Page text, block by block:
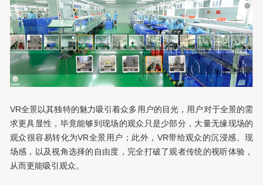
VR全景以其独特的魅力吸引着众多用户的目光，用户对于全景的需
求更具显性，毕竟能够到现场的观众只是少部分，大量无缘现场的
观众很容易转化为VR全景用户；此外，VR带给观众的沉浸感、现
场感，以及视角选择的自由度，完全打破了观者传统的视听体验，
从而更能吸引观众。